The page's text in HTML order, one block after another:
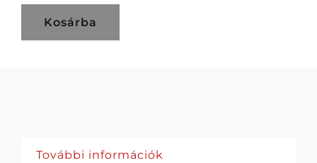
Kosárba
További információk